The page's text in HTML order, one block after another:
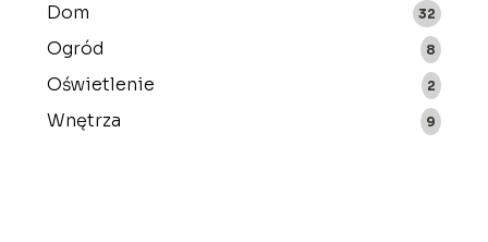
Dom 32
Ogród 8
Oświetlenie 2
Wnętrza 9